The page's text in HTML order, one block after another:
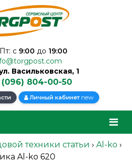
с 9:00 до 19:00
Васильковская, 1
(096) 804-00-50
Личный кабинет new
техники статьи › Al-ko ›
Al-ko 620